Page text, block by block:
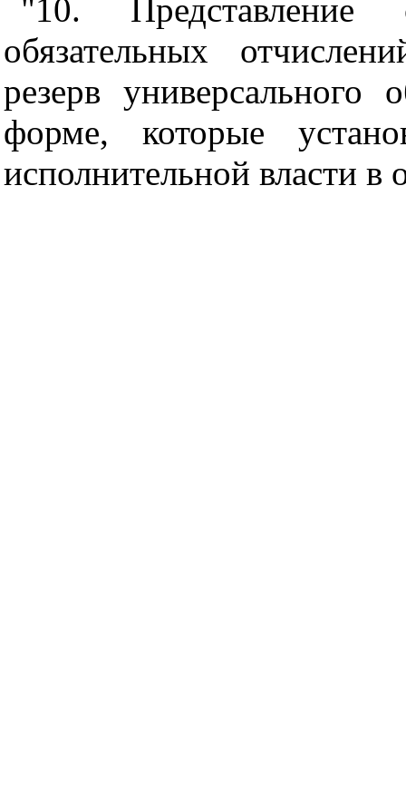
"10.
обязательных
резерв
форме, которые
исполнительной власти в